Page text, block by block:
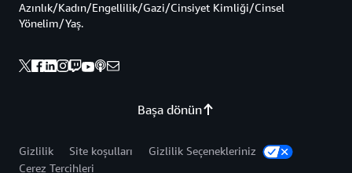
Başa dönün
Azınlık/Kadın/Engellilik/Gazi/Cinsiyet Kimliği/Cinsel
Yönelim/Yaş.
Gizlilik Site koşulları
Gizlilik Seçenekleriniz
Çerez Tercihleri